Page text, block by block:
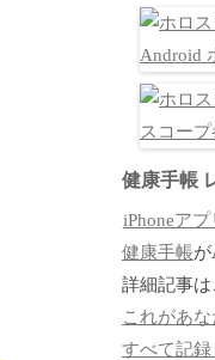
健康手帳
iPhoneア
健康手帳
詳細記事は
これがあ
すべて記録